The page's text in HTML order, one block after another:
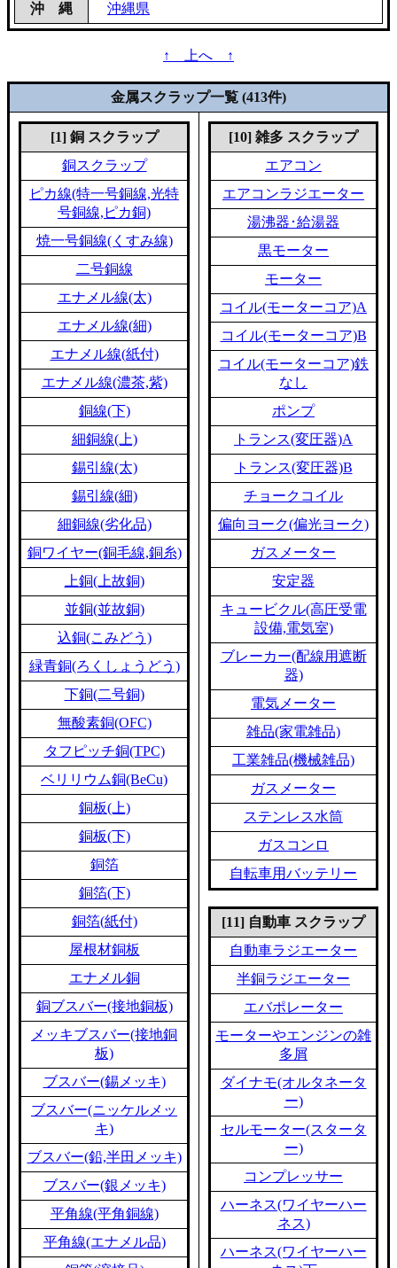
沖 縄
沖縄県
↑ 上へ ↑
金属スクラップ一覧 (413件)
[1] 銅 スクラップ
銅スクラップ
ピカ線(特一号銅線,光特
号銅線,ピカ銅)
焼一号銅線(くすみ線)
二号銅線
エナメル線(太)
エナメル線(細)
エナメル線(紙付)
エナメル線(濃茶,紫)
銅線(下)
細銅線(上)
錫引線(太)
錫引線(細)
細銅線(劣化品)
銅ワイヤー(銅毛線,銅糸)
上銅(上故銅)
並銅(並故銅)
込銅(こみどう)
緑青銅(ろくしょうどう)
下銅(二号銅)
無酸素銅(OFC)
タフピッチ銅(TPC)
ベリリウム銅(BeCu)
銅板(上)
銅板(下)
銅箔
銅箔(下)
銅箔(紙付)
屋根材銅板
エナメル銅
銅ブスバー(接地銅板)
メッキブスバー(接地銅
板)
ブスバー(錫メッキ)
ブスバー(ニッケルメッ
キ)
ブスバー(鉛,半田メッキ)
ブスバー(銀メッキ)
平角線(平角銅線)
平角線(エナメル品)
[10] 雑多 スクラップ
エアコン
エアコンラジエーター
湯沸器･給湯器
黒モーター
モーター
コイル(モーターコア)A
コイル(モーターコア)B
コイル(モーターコア)鉄
なし
ポンプ
トランス(変圧器)A
トランス(変圧器)B
チョークコイル
偏向ヨーク(偏光ヨーク)
ガスメーター
安定器
キュービクル(高圧受電
設備,電気室)
ブレーカー(配線用遮断
器)
電気メーター
雑品(家電雑品)
工業雑品(機械雑品)
ガスメーター
ステンレス水筒
ガスコンロ
自転車用バッテリー
[11] 自動車 スクラップ
自動車ラジエーター
半銅ラジエーター
エバポレーター
モーターやエンジンの雑
多屑
ダイナモ(オルタネータ
ー)
セルモーター(スタータ
ー)
コンプレッサー
ハーネス(ワイヤーハー
ネス)
ハーネス(ワイヤーハー